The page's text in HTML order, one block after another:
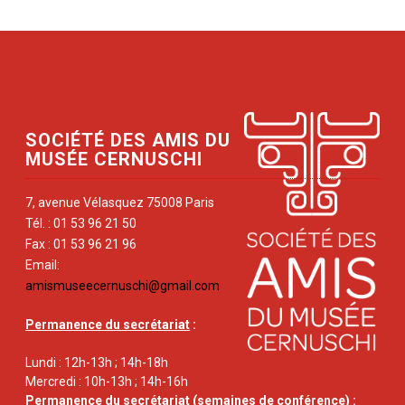
SOCIÉTÉ DES AMIS DU
MUSÉE CERNUSCHI
7, avenue Vélasquez 75008 Paris
Tél. : 01 53 96 21 50
Fax : 01 53 96 21 96
Email:
amismuseecernuschi@gmail.com
Permanence du secrétariat :
Lundi : 12h-13h ; 14h-18h
Mercredi : 10h-13h ; 14h-16h
Permanence du secrétariat (semaines de conférence) :